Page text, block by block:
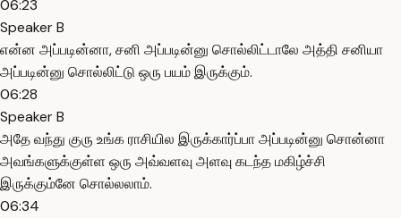
06:23
Speaker B
என்ன அப்படின்னா, சனி அப்படின்னு சொல்லிட்டாலே அத்தி சனியா
அப்படின்னு சொல்லிட்டு ஒரு பயம் இருக்கும்.
06:28
Speaker B
அதே வந்து குரு உங்க ராசியில இருக்கார்ப்பா அப்படின்னு சொன்னா
அவங்களுக்குள்ள ஒரு அவ்வளவு அளவு கடந்த மகிழ்ச்சி
இருக்கும்னே சொல்லலாம்.
06:34